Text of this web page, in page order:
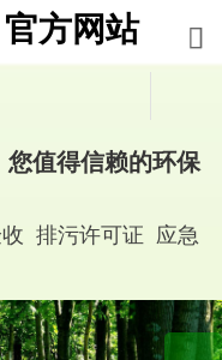
方网站
值得信赖的环保
排污许可证 应急